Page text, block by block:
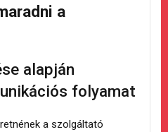
a
alapján
folyamat
a szolgáltató